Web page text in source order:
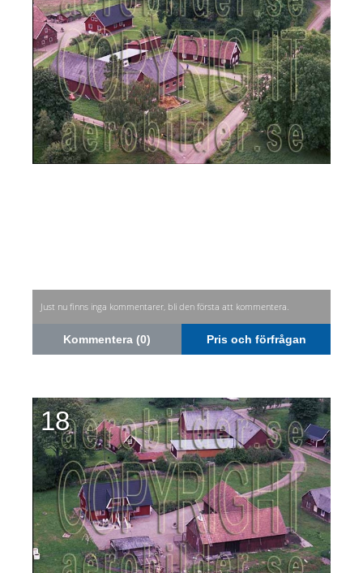
Just nu finns inga kommentarer, bli den första att kommentera.
Kommentera (0) Pris och förfrågan
18